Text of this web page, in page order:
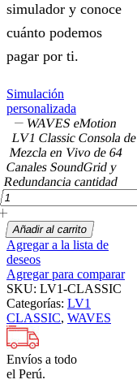
simulador y conoce
cuánto podemos
pagar por ti.
Simulación
personalizada
WAVES eMotion
LV1 Classic Consola de
Mezcla en Vivo de 64
Canales SoundGrid y
Redundancia cantidad
Añadir al carrito
Agregar a la lista de
deseos
Agregar para comparar
SKU: LV1-CLASSIC
Categorías: LV1
CLASSIC, WAVES
Envíos a todo
el Perú.